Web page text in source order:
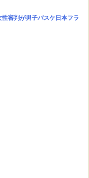
性審判が男子バスケ日本フラ